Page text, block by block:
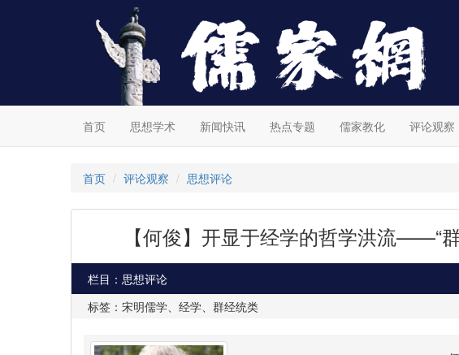
首页 思想学术 新闻快讯 热点专题 儒家教化 评论观察
首页 评论观察 思想评论
【何俊】开显于经学的哲学洪流——“
栏目：思想评论
标签：宋明儒学、经学、群经统类